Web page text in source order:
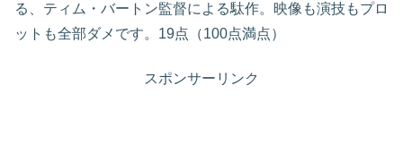
る、ティム・バートン監督による駄作。映像も演技もプロ
ットも全部ダメです。19点（100点満点）
スポンサーリンク